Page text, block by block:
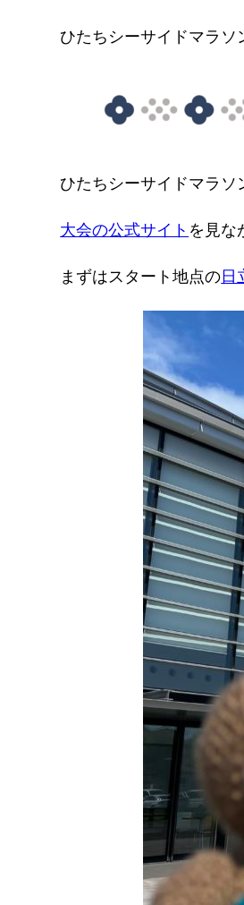
ひたちシーサイドマラソ
ひたちシーサイドマラソ
大会の公式サイト を見な
まずはスタート地点の日